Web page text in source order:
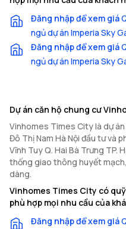
Đăng nhập để xem giá
ngủ dự án Imperia Sky
Đăng nhập để xem giá
ngủ dự án Imperia Sky
Dự án căn hộ chung cư
Vinhomes Times City là dự
Đô Thị Nam Hà Nội đầu tư và
Vĩnh Tuy Q. Hai Bà Trưng TP.
thống giao thông huyết
dàng.
Vinhomes Times City có
phù hợp mọi nhu cầu của
Đăng nhập để xem giá